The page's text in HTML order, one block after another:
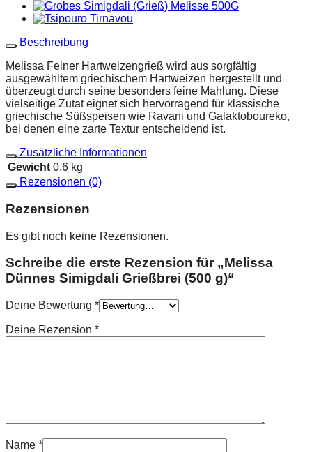
Beschreibung
Melissa Feiner Hartweizengrieß wird aus sorgfältig
ausgewähltem griechischem Hartweizen hergestellt und
überzeugt durch seine besonders feine Mahlung. Diese
vielseitige Zutat eignet sich hervorragend für klassische
griechische Süßspeisen wie Ravani und Galaktoboureko,
bei denen eine zarte Textur entscheidend ist.
Zusätzliche Informationen
Gewicht 0,6 kg
Rezensionen (0)
Rezensionen
Es gibt noch keine Rezensionen.
Schreibe die erste Rezension für „Melissa
Dünnes Simigdali Grießbrei (500 g)“
Deine Bewertung *
Deine Rezension *
Name *